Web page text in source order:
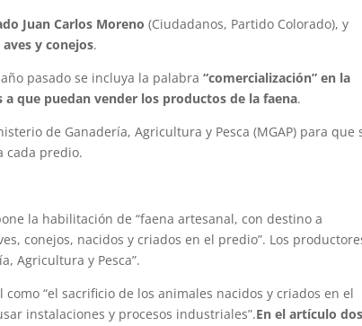
Juan Carlos Moreno (Ciudadanos, Partido Colorado), y
y conejos.
pasado se incluya la palabra“comercialización” en la
que puedan vender los productos de la faena.
de Ganadería, Agricultura y Pesca (MGAP) para que
cada predio.
la habilitación de “faena artesanal, con destino a
conejos, nacidos y criados en el predio”. Los
Agricultura y Pesca”.
“el sacrificio de los animales nacidos y criados en el
instalaciones y procesos industriales”.En el artículo